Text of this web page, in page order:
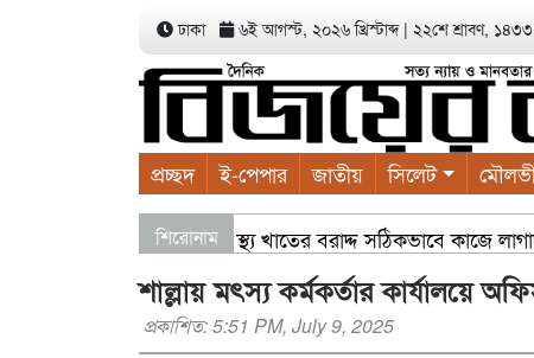
ঢাকা ৬ই আগস্ট, ২০২৬ খ্রিস্টাব্দ| ২২শে শ্রাবণ, ১৪৩৩
প্রচ্ছদ ই-পেপার জাতীয় সিলেট
শিরোনাম
সভায় বাণিজ্যমন্ত্রী স্বাস্থ্য খাতের বরাদ্দ সঠিকভাবে কাজে
শাল্লায় মৎস্য কর্মকর্তার কার্যালয়ে
প্রকাশিত: 5:51 PM, July 9, 2025